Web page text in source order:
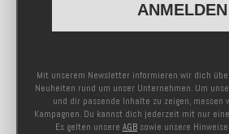
ANMELDEN
Mit unserem Newsletter informieren wir dich
Neuheiten rund um unser Unternehmen. Um
und dir passende Inhalte zu zeigen, messen
Kampagnen. Du kannst dich jederzeit mit nur
Es gelten unsere AGB sowie unsere